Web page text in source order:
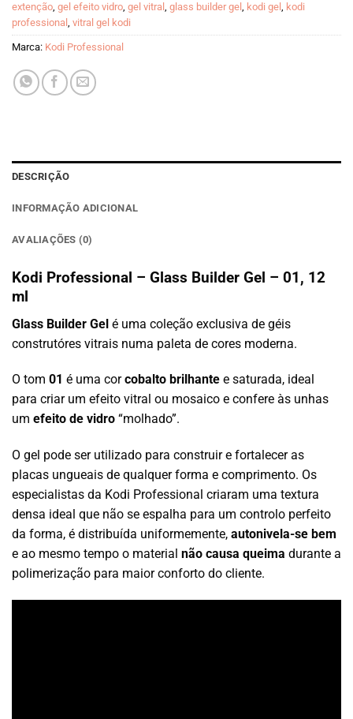
extenção, gel efeito vidro, gel vitral , glass builder gel , kodi gel , kodi
professional , vitral gel kodi
Marca: Kodi Professional
DESCRIÇÃO
INFORMAÇÃO ADICIONAL
AVALIAÇÕES (0)
Kodi Professional – Glass Builder Gel – 01, 12
ml
Glass Builder Gel é uma coleção exclusiva de géis
construtóres vitrais numa paleta de cores moderna.
O tom 01 é uma corcobalto brilhante e saturada, ideal
para criar um efeito vitral ou mosaico e confere às unhas
um efeito de vidro “molhado”.
O gel pode ser utilizado para construir e fortalecer as
placas ungueais de qualquer forma e comprimento. Os
especialistas da Kodi Professional criaram uma textura
densa ideal que não se espalha para um controlo perfeito
da forma, é distribuída uniformemente, autonivela-se bem
e ao mesmo tempo o material não causa queima durante a
polimerização para maior conforto do cliente.